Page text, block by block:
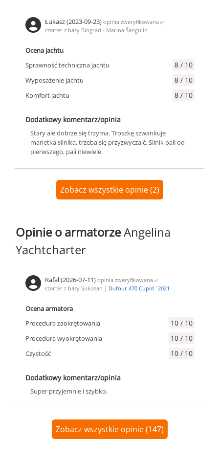
Łukasz (2023-09-23) opinia zweryfikowana ✅
czarter z bazy Biograd - Marina Šangulin
Ocena jachtu
Sprawność techniczna jachtu
8 / 10
Wyposażenie jachtu 8 / 10
Komfort jachtu 8 / 10
Dodatkowy komentarz/opinia
Stary ale dobrze się trzyma. Troszkę szwankuje
manetka silnika, trzeba się przyzwyczaić. Silnik pali od
pierwszego, pali niewiele.
Zobacz wszystkie opinie (2)
Opinie o armatorzeAngelina
Yachtcharter
Rafał (2026-07-11) opinia zweryfikowana ✅
czarter z bazy Sukosan | Dufour 470 Cupid ' 2021
Ocena armatora
Procedura zaokrętowania
10 / 10
Procedura wyokrętowania 10 / 10
Czystość 10 / 10
Dodatkowy komentarz/opinia
Super przyjemnie i szybko.
Zobacz wszystkie opinie (147)